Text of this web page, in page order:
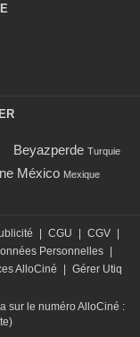
Beyazperde Turquie
México Mexique
CGU CGV
Personnelles
AlloCiné
Gérer Utiq
sur le numéro AlloCiné :